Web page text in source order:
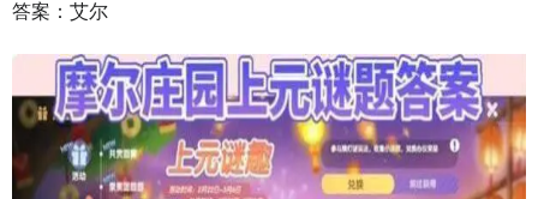
答案：艾尔